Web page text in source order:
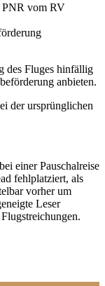
PNR vom RV
des Fluges hinfällig
anbieten.
der ursprünglichen
einer Pauschalreise
fehlplatziert, als
vorher um
Leser